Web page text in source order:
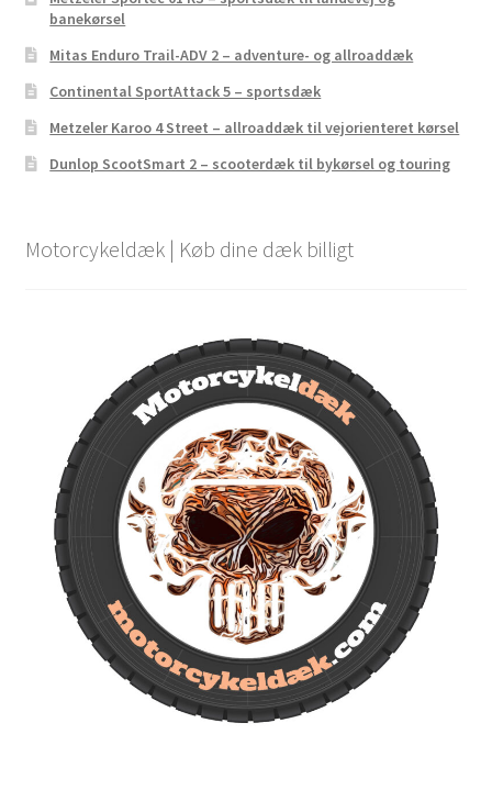
banekørsel
Mitas Enduro Trail-ADV 2 – adventure- og allroaddæk
Continental SportAttack 5 – sportsdæk
Metzeler Karoo 4 Street – allroaddæk til vejorienteret kørsel
Dunlop ScootSmart 2 – scooterdæk til bykørsel og touring
Motorcykeldæk | Køb dine dæk billigt